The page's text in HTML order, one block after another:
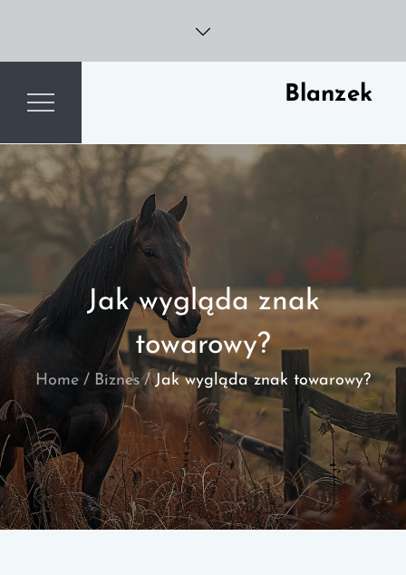
content
Blanzek
Jak wygląda znak
towarowy?
Home Biznes Jak wygląda znak towarowy?